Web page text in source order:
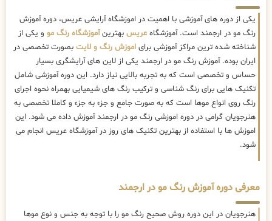
یکی از دوره های آموزشی با اهمیت در اموزشگاه آرایشی عریس، دوره آموزش
رنگ مو در ارجمند است. آموزشگاه عریس بهترینآموزشگاه رنگ مو و یکی از
شناخته شده ترین مراکز آموزشی برای اموزش رنگ و لایت بصورت تخصصی در
ایران بوده. آموزش رنگ مو در ارجمند یکی از لاین های آرایشگری بسیار
حساس و تخصصی است که به تجربه بالایی نیاز دارد. این دوره آموزشی شامل
تکنیک هایی برای رنگ شناسی و ترکیب رنگ های شیمیایی بهمراه نحوه اجرای
رنگ روی انواع موها است که به صورت جامع و جزء به جزء و کاملا تخصصی به
هنرجویان گرامی در دوره اموزشی رنگ مو در ارجمند آموزش داده می شود. این
اموزش ها با استفاده از بهترین تکنیک های روز در آموزشگاه عریس انجام می
شود.
معرفی دوره آموزش رنگ مو در ارجمند
هنرجویان در این دوره روش صحیح رنگ مو را با توجه به جنس و نوع موها